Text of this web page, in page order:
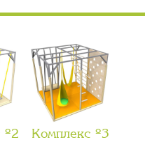
№2
Комплекс №3